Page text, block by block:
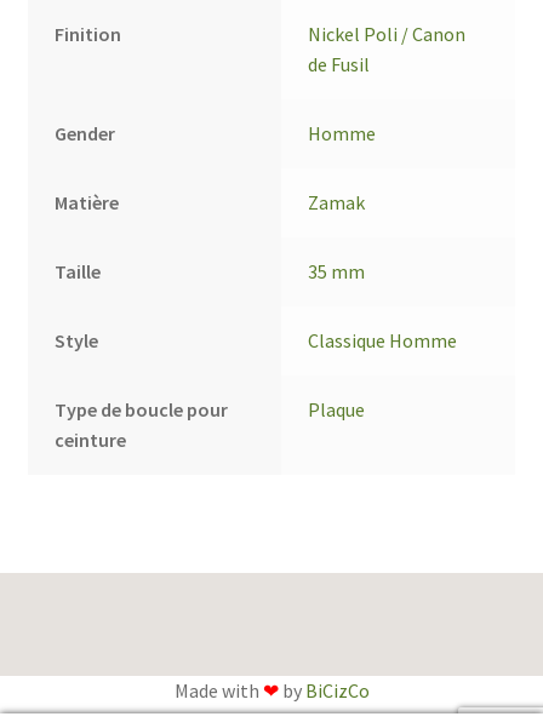
Finition
Nickel Poli / Canon
de Fusil
Gender Homme
Matière Zamak
Taille 35 mm
Style Classique Homme
Type de boucle pour
ceinture
Plaque
Made with ❤by BiCizCo